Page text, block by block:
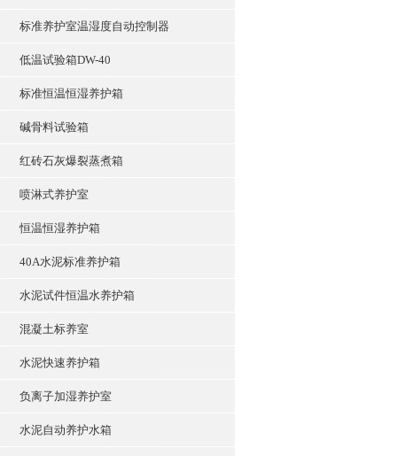
标准养护室温湿度自动控制器
低温试验箱DW-40
标准恒温恒湿养护箱
碱骨料试验箱
红砖石灰爆裂蒸煮箱
喷淋式养护室
恒温恒湿养护箱
40A水泥标准养护箱
水泥试件恒温水养护箱
混凝土标养室
水泥快速养护箱
负离子加湿养护室
水泥自动养护水箱